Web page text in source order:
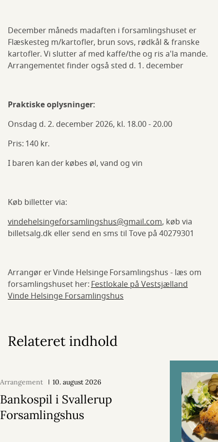
December måneds madaften i forsamlingshuset er
Flæskesteg m/kartofler, brun sovs, rødkål & franske
kartofler. Vi slutter af med kaffe/the og ris a'la mande.
Arrangementet finder også sted d. 1. december
Praktiske oplysninger:
Onsdag d. 2. december 2026, kl. 18.00 - 20.00
Pris: 140 kr.
I baren kan der købes øl, vand og vin
Køb billetter via:
vindehelsingeforsamlingshus@gmail.com, køb via
billetsalg.dk eller send en sms til Tove på 40279301
Arrangør er Vinde Helsinge Forsamlingshus - læs om
forsamlingshuset her:Festlokale på Vestsjælland
Vinde Helsinge Forsamlingshus
Relateret indhold
Arrangement 10. august 2026
Bankospil i Svallerup
Forsamlingshus